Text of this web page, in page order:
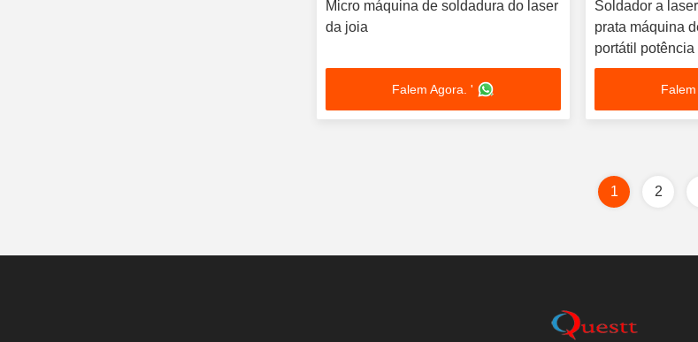
Micro máquina de soldadura do laser
da joia
Falem Agora. '
Soldador a
prata máquina
portátil
água
1 2